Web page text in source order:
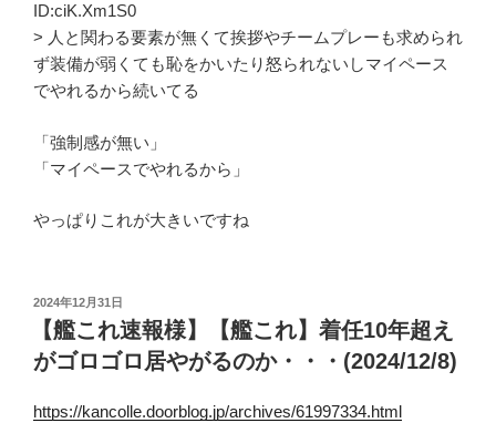
ID:ciK.Xm1S0
> 人と関わる要素が無くて挨拶やチームプレーも求められ
ず装備が弱くても恥をかいたり怒られないしマイペース
でやれるから続いてる
「強制感が無い」
「マイペースでやれるから」
やっぱりこれが大きいですね
投
日:
2024年12月31日
【艦これ速報様】【艦これ】着任10年超え
がゴロゴロ居やがるのか・・・(2024/12/8)
https://kancolle.doorblog.jp/archives/61997334.html